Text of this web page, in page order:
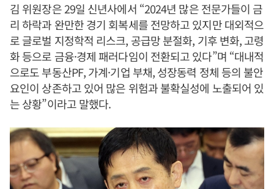
김 위원장은 29일 신년사에서 “2024년 많은 전문가들이 금
리 하락과 완만한 경기 회복세를 전망하고 있지만 대외적으
로 글로벌 지정학적 리스크, 공급망 분절화, 기후 변화, 고령
화 등으로 금융·경제 패러다임이 전환되고 있다”며 “대내적
으로도 부동산PF, 가계·기업 부채, 성장동력 정체 등의 불안
요인이 상존하고 있어 많은 위험과 불확실성에 노출되어 있
는 상황”이라고 말했다.